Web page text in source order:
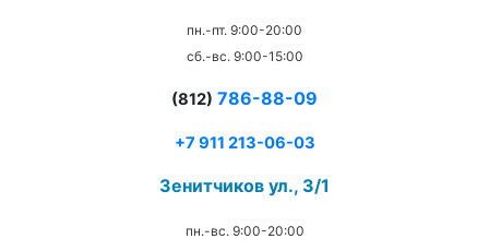
пн.-пт. 9:00-20:00
сб.-вс. 9:00-15:00
(812) 786-88-09
+7 911 213-06-03
Зенитчиков ул., 3/1
пн.-вс. 9:00-20:00